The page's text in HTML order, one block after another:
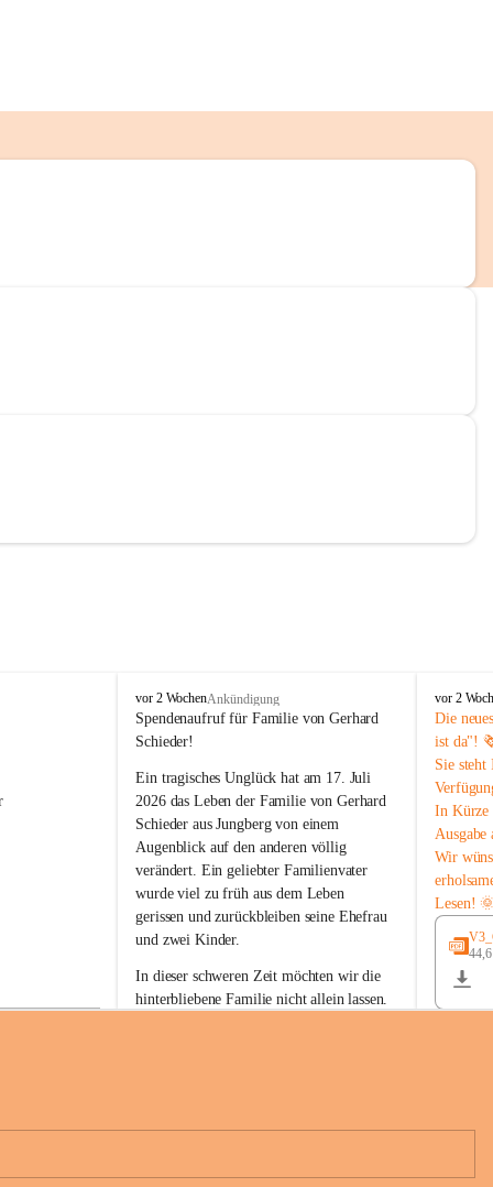
B
u
c
-
S
t
.
M
a
g
d
a
e
n
a
vor 2 WochenAnkündigung
Spendenaufruf für Familie von Gerhard
Schieder!
Ein tragisches Unglück hat am 17. Juli
2026 das Leben der Familie von Gerhard
Schieder aus Jungberg von einem
Augenblick auf den anderen völlig
verändert. Ein geliebter Familienvater
wurde viel zu früh aus dem Leben
gerissen und zurückbleiben seine Ehefrau
und zwei Kinder.
In dieser schweren Zeit möchten wir die
hinterbliebene Familie nicht allein lassen.
Unterstützung, ihre Hilfsbereitschaft und
B
u
c
h
-
S
t
.
M
a
g
d
n
a
vor 2
Die
ist da"!
Sie
In Kürze
Ausgabe
Wir
Lesen!